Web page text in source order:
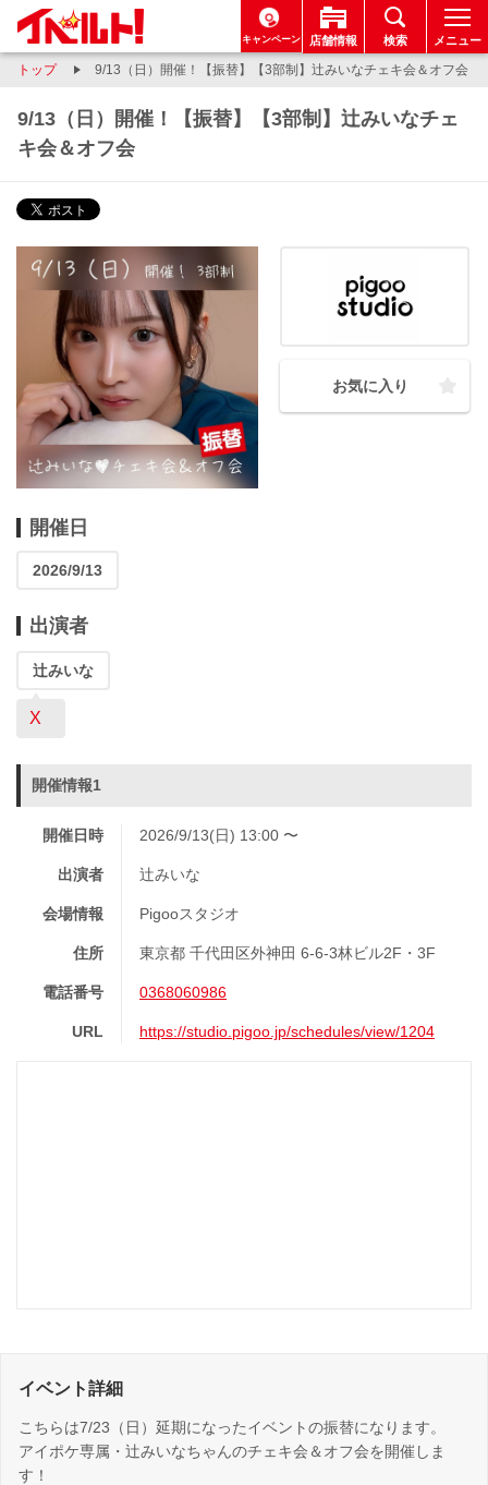
キャンペーン 店舗情報 検索 メニュー
トップ 9/13（日）開催！【振替】【3部制】辻みいなチェキ会＆オフ会
9/13（日）開催！【振替】【3部制】辻みいなチェ
キ会＆オフ会
お気に入り
開催日
2026/9/13
出演者
辻みいな
X
開催情報1
開催日時 2026/9/13(日) 13:00 〜
出演者 辻みいな
会場情報 Pigooスタジオ
住所 東京都 千代田区外神田 6-6-3林ビル2F・3F
電話番号 0368060986
URL https://studio.pigoo.jp/schedules/view/1204
イベント詳細
こちらは7/23（日）延期になったイベントの振替になります。
アイポケ専属・辻みいなちゃんのチェキ会＆オフ会を開催しま
す！